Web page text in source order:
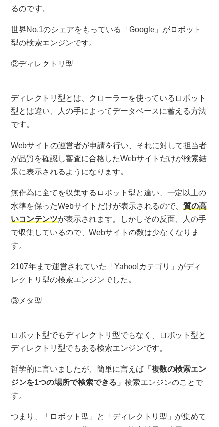
るのです。
世界No.1のシェアをもっている「Google」がロボット
型の検索エンジンです。
②ディレクトリ型
ディレクトリ型とは、クローラーを使っているロボット
型とは違い、人の手によってデータベースに蓄える方法
です。
Webサイトの運営者が申請を行い、それに対して担当者
が品質を確認し審査に合格したWebサイトだけが検索結
果に表示されるようになります。
無作為に全てを収集するロボット型と違い、一定以上の
水準を保ったWebサイトだけが表示されるので、質の高
いコンテンツが表示されます。しかしその反面、人の手
で収集しているので、Webサイトの数は少なくなりま
す。
2107年まで運営されていた「Yahoo!カテゴリ」がディ
レクトリ型の検索エンジンでした。
③メタ型
ロボット型でもディレクトリ型でもなく、ロボット型と
ディレクトリ型でもある検索エンジンです。
哲学的に言いましたが、簡単に言えば 「複数の検索エン
ジンを1つの場所で検索できる」検索エンジンのことで
す。
つまり、「ロボット型」と「ディレクトリ型」が集めて